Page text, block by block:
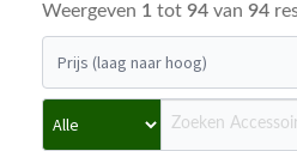
Weergeven 1 tot 94van 94